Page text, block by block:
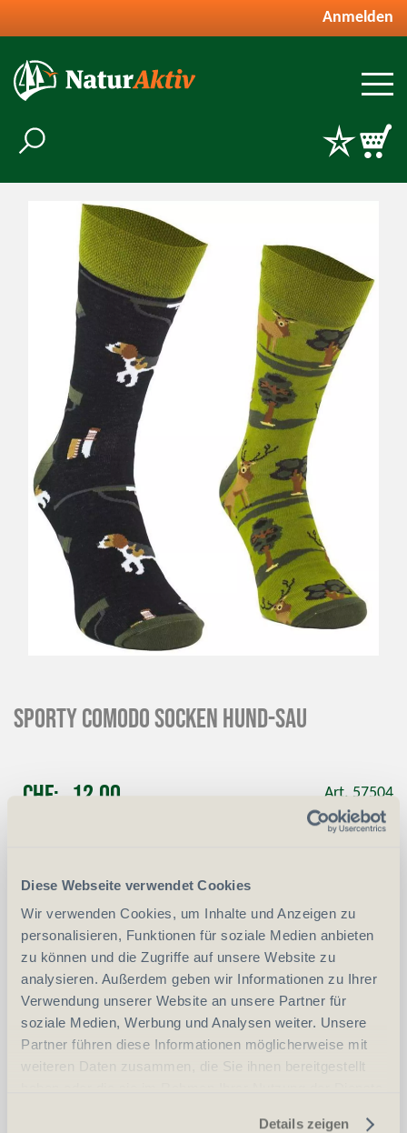
Diese Webseite verwendet Cookies
Wir verwenden Cookies, um Inhalte und Anzeigen zu
personalisieren, Funktionen für soziale Medien anbieten
zu können und die Zugriffe auf unsere Website zu
analysieren. Außerdem geben wir Informationen zu Ihrer
Verwendung unserer Website an unsere Partner für
soziale Medien, Werbung und Analysen weiter. Unsere
Partner führen diese Informationen möglicherweise mit
weiteren Daten zusammen, die Sie ihnen bereitgestellt
Details zeigen
Anmelden
Sporty Comodo Socken Hund-Sau
CHF 12.00 Art. 57504
M (39-42)
Vergleichen
Anzahl - +
In den Warenkorb